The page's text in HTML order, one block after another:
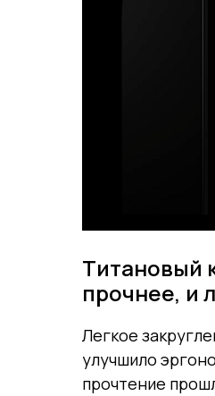
Титановый
прочнее, и
Легкое
улучшило
прочтение